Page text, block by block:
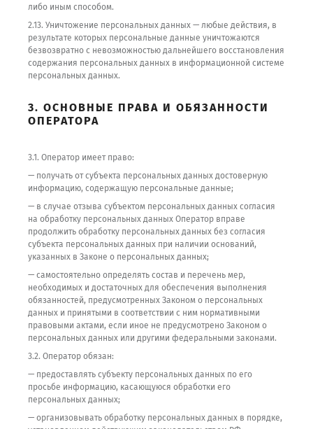
либо иным способом.
2.13. Уничтожение персональных данных — любые действия, в
результате которых персональные данные уничтожаются
безвозвратно с невозможностью дальнейшего восстановления
содержания персональных данных в информационной системе
персональных данных.
3. ОСНОВНЫЕ ПРАВА И ОБЯЗАННОСТИ
ОПЕРАТОРА
3.1. Оператор имеет право:
— получать от субъекта персональных данных достоверную
информацию, содержащую персональные данные;
— в случае отзыва субъектом персональных данных согласия
на обработку персональных данных Оператор вправе
продолжить обработку персональных данных без согласия
субъекта персональных данных при наличии оснований,
указанных в Законе о персональных данных;
— самостоятельно определять состав и перечень мер,
необходимых и достаточных для обеспечения выполнения
обязанностей, предусмотренных Законом о персональных
данных и принятыми в соответствии с ним нормативными
правовыми актами, если иное не предусмотрено Законом о
персональных данных или другими федеральными законами.
3.2. Оператор обязан:
— предоставлять субъекту персональных данных по его
просьбе информацию, касающуюся обработки его
персональных данных;
— организовывать обработку персональных данных в порядке,